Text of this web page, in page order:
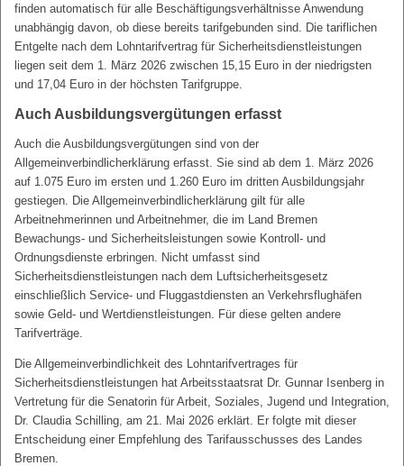
finden automatisch für alle Beschäftigungsverhältnisse Anwendung
unabhängig davon, ob diese bereits tarifgebunden sind. Die tariflichen
Entgelte nach dem Lohntarifvertrag für Sicherheitsdienstleistungen
liegen seit dem 1. März 2026 zwischen 15,15 Euro in der niedrigsten
und 17,04 Euro in der höchsten Tarifgruppe.
Auch Ausbildungsvergütungen erfasst
Auch die Ausbildungsvergütungen sind von der
Allgemeinverbindlicherklärung erfasst. Sie sind ab dem 1. März 2026
auf 1.075 Euro im ersten und 1.260 Euro im dritten Ausbildungsjahr
gestiegen. Die Allgemeinverbindlicherklärung gilt für alle
Arbeitnehmerinnen und Arbeitnehmer, die im Land Bremen
Bewachungs- und Sicherheitsleistungen sowie Kontroll- und
Ordnungsdienste erbringen. Nicht umfasst sind
Sicherheitsdienstleistungen nach dem Luftsicherheitsgesetz
einschließlich Service- und Fluggastdiensten an Verkehrsflughäfen
sowie Geld- und Wertdienstleistungen. Für diese gelten andere
Tarifverträge.
Die Allgemeinverbindlichkeit des Lohntarifvertrages für
Sicherheitsdienstleistungen hat Arbeitsstaatsrat Dr. Gunnar Isenberg in
Vertretung für die Senatorin für Arbeit, Soziales, Jugend und Integration,
Dr. Claudia Schilling, am 21. Mai 2026 erklärt. Er folgte mit dieser
Entscheidung einer Empfehlung des Tarifausschusses des Landes
Bremen.